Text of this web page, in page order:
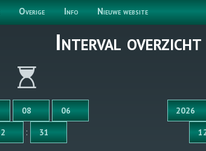
Overige Info Nieuwe website
Interval overzicht
: